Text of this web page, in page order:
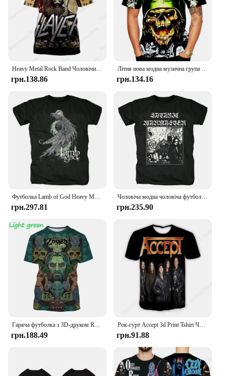
Heavy Metal Rock Band Чоловічий одяг Графічна футболка Slayer Футболки з 3D-принтом Чоловіча/жіноча модна сорочка з коротким рукавом Дитячі футболки Топи
грн.138.86
Літня нова модна музична група з 3D-друком у стилі хеві-метал. Крута персоналізована футболка
грн.134.16
Футболка Lamb of God Heavy Mental Band Чоловіча футболка зі 100% бавовни Літня футболка з коротким рукавом Графічна футболка Harajuku Streetwear Футболки
грн.297.81
Чоловіча модна чоловіча футболка з коротким рукавом Satanic Warmaster Black Heavy Metal, бавовняні футболки Harajuku Streetwear, хіп-хоп футболка
грн.235.90
Гаряча футболка з 3D-друком Rob Zombie, футболка з принтом у стилі хіп-хоп у стилі хеві-метал, чоловіча повсякденна футболка з круглим вирізом і короткими рукавами
грн.188.49
Рок-гурт Accept 3d Print Tshirt Чоловіки Жінки Модна футболка Хіп-хоп Топи Футболки Дитяча футболка Чоловічий одяг Heavy Metal Топ музика Реп
грн.91.88